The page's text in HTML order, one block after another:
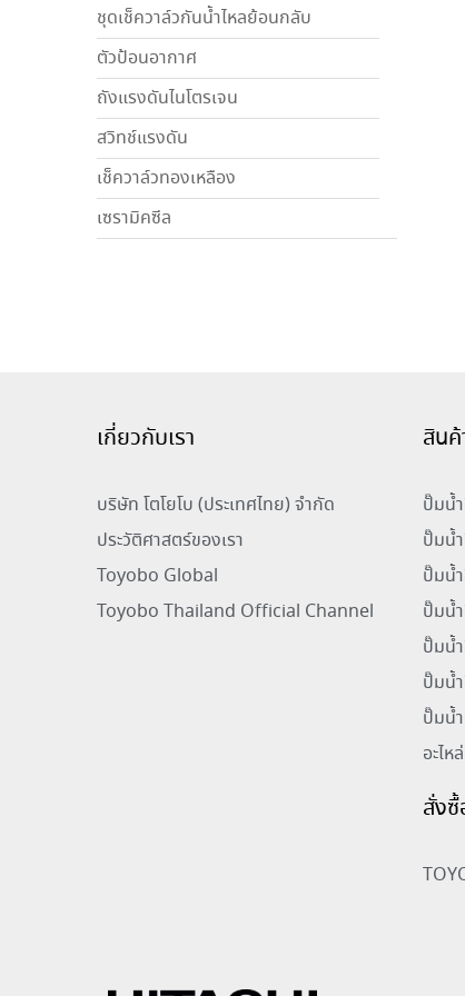
ชุดเช็ควาล์วกันน้ำไหลย้อนกลับ
ตัวป้อนอากาศ
ถังแรงดันไนโตรเจน
สวิทช์แรงดัน
เช็ควาล์วทองเหลือง
เซรามิคซีล
เกี่ยวกับเรา
บริษัท โตโยโบ (ประเทศไทย) จำกัด
ประวัติศาสตร์ของเรา
Toyobo Global
Toyobo Thailand Official Channel
สินค้
ปั๊มน้
ปั๊มน้
ปั๊มน้
ปั๊มน้
ปั๊มน้
ปั๊มน้
ปั๊มน้
อะไ
สั่ง